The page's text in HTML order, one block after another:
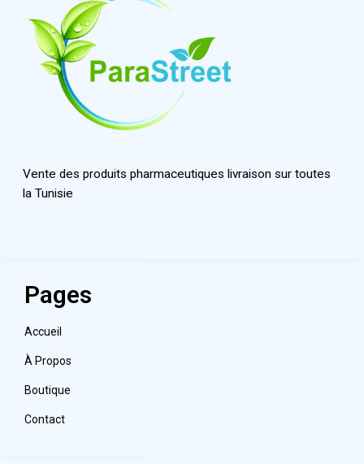
Vente des produits pharmaceutiques livraison sur toutes
la Tunisie
Pages
Accueil
À Propos
Boutique
Contact